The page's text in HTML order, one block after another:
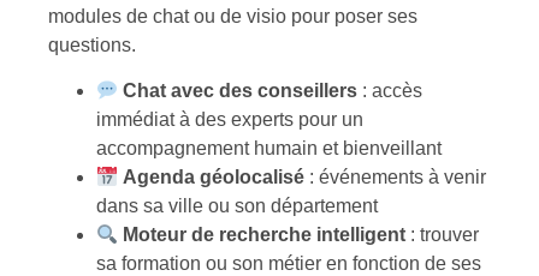
modules de chat ou de visio pour poser ses
questions.
Chat avec des conseillers : accès
immédiat à des experts pour un
accompagnement humain et bienveillant
Agenda géolocalisé : événements à venir
dans sa ville ou son département
Moteur de recherche intelligent : trouver
sa formation ou son métier en fonction de ses